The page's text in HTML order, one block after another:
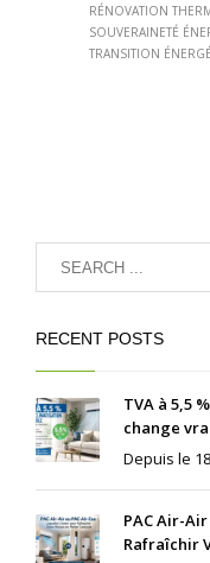
RÉNOVATION
SOUVERAINETÉ
TRANSITION
RECENT POSTS
TVA à 5,5
change
Depuis le
PAC Air-
Rafraîchir